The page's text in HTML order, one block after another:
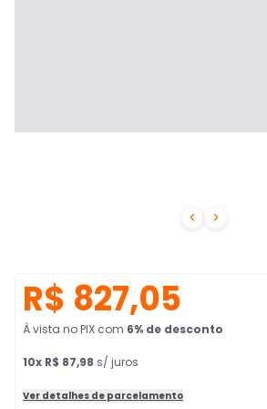
 
R$ 827,05
À vista no PIX com 6% de desconto
10x R$ 87,98 s/ juros
Ver detalhes de parcelamento